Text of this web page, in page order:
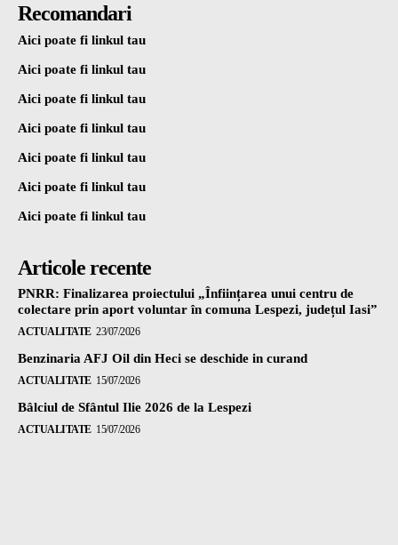
Recomandari
Aici poate fi linkul tau
Aici poate fi linkul tau
Aici poate fi linkul tau
Aici poate fi linkul tau
Aici poate fi linkul tau
Aici poate fi linkul tau
Aici poate fi linkul tau
Articole recente
PNRR: Finalizarea proiectului „Înființarea unui centru de
colectare prin aport voluntar în comuna Lespezi, județul Iasi”
ACTUALITATE 23/07/2026
Benzinaria AFJ Oil din Heci se deschide in curand
ACTUALITATE 15/07/2026
Bâlciul de Sfântul Ilie 2026 de la Lespezi
ACTUALITATE 15/07/2026